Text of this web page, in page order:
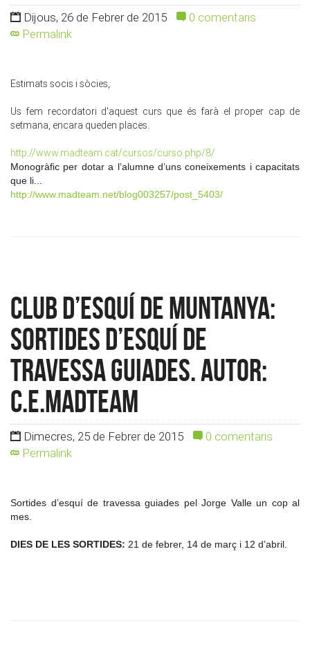
Dijous, 26 de Febrer de 2015
0 comentaris
Permalink
Estimats socis i sòcies,
Us fem recordatori d'aquest curs que és farà el proper cap de
setmana, encara queden places.
http://www.madteam.cat/cursos/curso.php/8/
Monogràfic per dotar a l’alumne d’uns coneixements i capacitats
que li...
http://www.madteam.net/blog003257/post_5403/
CLUB D’ESQUÍ DE MUNTANYA:
Sortides d’esquí de
travessa guiades. Autor:
c.e.madteam
Dimecres, 25 de Febrer de 2015
0 comentaris
Permalink
Sortides d’esquí de travessa guiades pel Jorge Valle un cop al
mes.
DIES DE LES SORTIDES: 21 de febrer, 14 de març i 12 d’abril.